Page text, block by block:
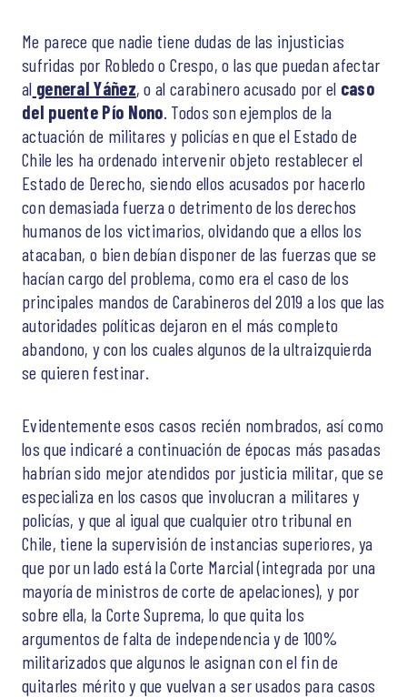
Me parece que nadie tiene dudas de las injusticias
sufridas por Robledo o Crespo, o las que puedan afectar
al general Yáñez, o al carabinero acusado por el caso
del puente Pío Nono . Todos son ejemplos de la
actuación de militares y policías en que el Estado de
Chile les ha ordenado intervenir objeto restablecer el
Estado de Derecho, siendo ellos acusados por hacerlo
con demasiada fuerza o detrimento de los derechos
humanos de los victimarios, olvidando que a ellos los
atacaban, o bien debían disponer de las fuerzas que se
hacían cargo del problema, como era el caso de los
principales mandos de Carabineros del 2019 a los que las
autoridades políticas dejaron en el más completo
abandono, y con los cuales algunos de la ultraizquierda
se quieren festinar.
Evidentemente esos casos recién nombrados, así como
los que indicaré a continuación de épocas más pasadas
habrían sido mejor atendidos por justicia militar, que se
especializa en los casos que involucran a militares y
policías, y que al igual que cualquier otro tribunal en
Chile, tiene la supervisión de instancias superiores, ya
que por un lado está la Corte Marcial (integrada por una
mayoría de ministros de corte de apelaciones), y por
sobre ella, la Corte Suprema, lo que quita los
argumentos de falta de independencia y de 100%
militarizados que algunos le asignan con el fin de
quitarles mérito y que vuelvan a ser usados para casos